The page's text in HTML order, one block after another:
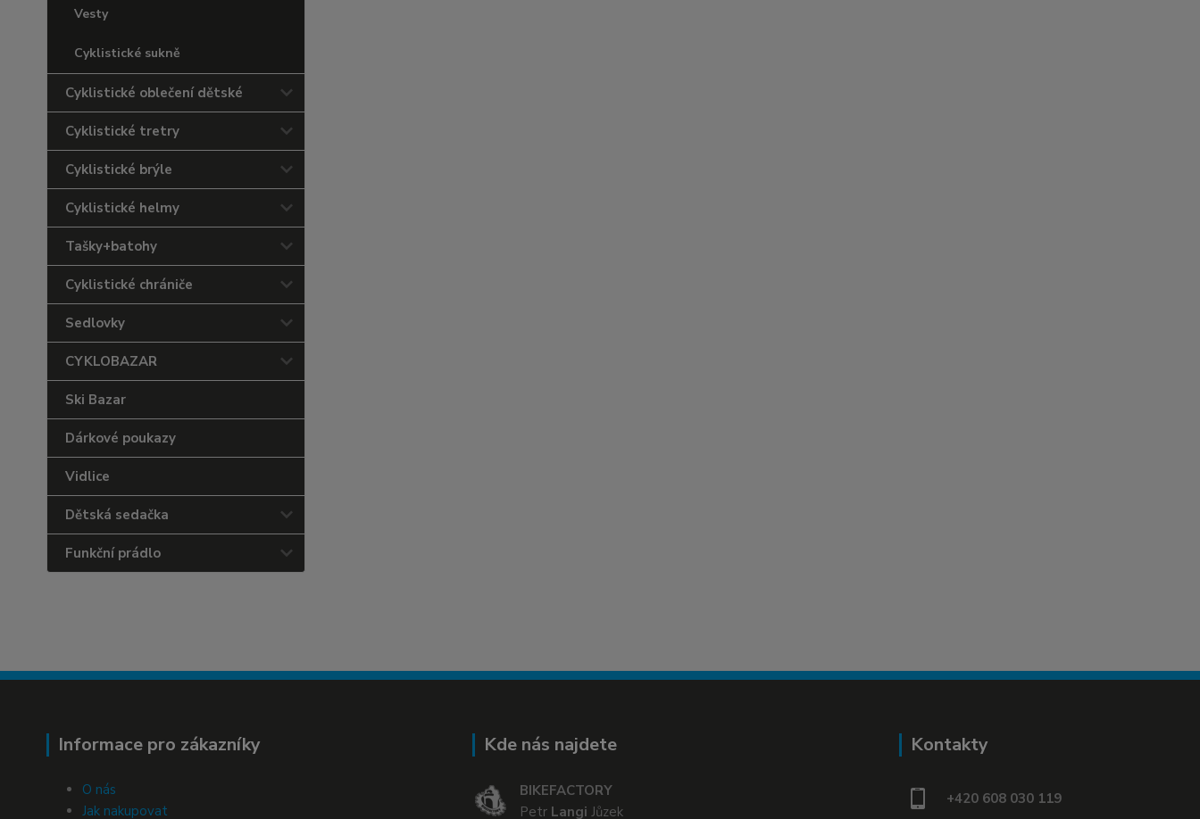
Vesty
Cyklistické sukně
Cyklistické oblečení dětské
Cyklistické tretry
Cyklistické brýle
Cyklistické helmy
Tašky+batohy
Cyklistické chrániče
Sedlovky
CYKLOBAZAR
Ski Bazar
Dárkové poukazy
Vidlice
Dětská sedačka
Funkční prádlo
Informace pro zákazníky
O nás
Jak nakupovat
Kde nás najdete
BIKEFACTORY
Petr Langi Jůzek
Kontakty
+420 608 030 119